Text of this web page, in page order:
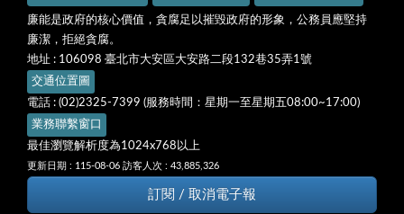
廉能是政府的核心價值，貪腐足以摧毀政府的形象，公務員應堅持
廉潔，拒絕貪腐。
地址 : 106098 臺北市大安區大安路二段132巷35弄1號
交通位置圖
電話 : (02)2325-7399 (服務時間：星期一至星期五08:00~17:00)
業務聯繫窗口
最佳瀏覽解析度為1024x768以上
更新日期 : 115-08-06 訪客人次 : 43,885,326
訂閱 / 取消電子報